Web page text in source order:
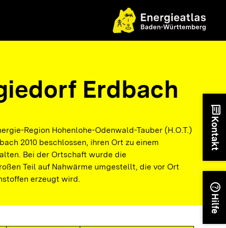
Erdbach
Region Hohenlohe-Odenwald-Tauber (H.O.T.)
2010 beschlossen, ihren Ort zu einem
Bei der Ortschaft wurde die
Teil auf Nahwärme umgestellt, die vor Ort
erzeugt wird.
chat
Kontakt
help
Hilfe